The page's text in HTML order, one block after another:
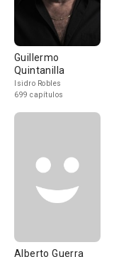
Guillermo
Quintanilla
Isidro Robles
699 capítulos
Alberto Guerra